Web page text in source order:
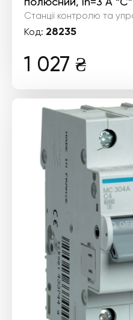
Станції контролю та
Код: 28235
1 027 ₴